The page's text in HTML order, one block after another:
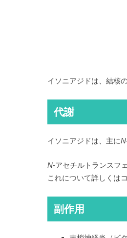
イソニアジドは、結核
代謝
イソニアジドは、主にN
N-アセチルトランスフ
これについて詳しくは
副作用